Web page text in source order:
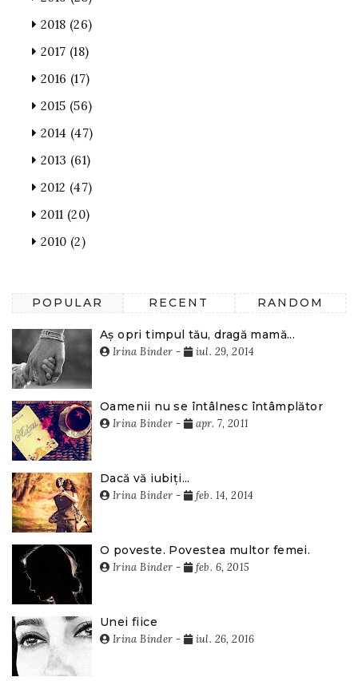
2018 (26)
2017 (18)
2016 (17)
2015 (56)
2014 (47)
2013 (61)
2012 (47)
2011 (20)
2010 (2)
POPULAR RECENT RANDOM
Aș opri timpul tău, dragă mamă...
Irina Binder - iul. 29, 2014
Oamenii nu se întâlnesc întâmplător
Irina Binder - apr. 7, 2011
Dacă vă iubiți...
Irina Binder - feb. 14, 2014
O poveste. Povestea multor femei.
Irina Binder - feb. 6, 2015
Unei fiice
Irina Binder - iul. 26, 2016